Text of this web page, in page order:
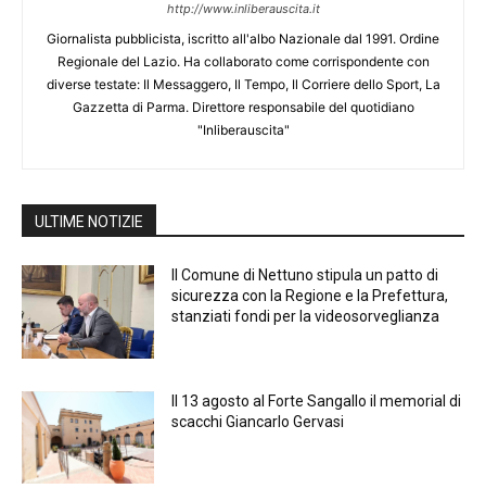
http://www.inliberauscita.it
Giornalista pubblicista, iscritto all'albo Nazionale dal 1991. Ordine
Regionale del Lazio. Ha collaborato come corrispondente con
diverse testate: Il Messaggero, Il Tempo, Il Corriere dello Sport, La
Gazzetta di Parma. Direttore responsabile del quotidiano
"Inliberauscita"
ULTIME NOTIZIE
Il Comune di Nettuno stipula un patto di
sicurezza con la Regione e la Prefettura,
stanziati fondi per la videosorveglianza
Il 13 agosto al Forte Sangallo il memorial di
scacchi Giancarlo Gervasi